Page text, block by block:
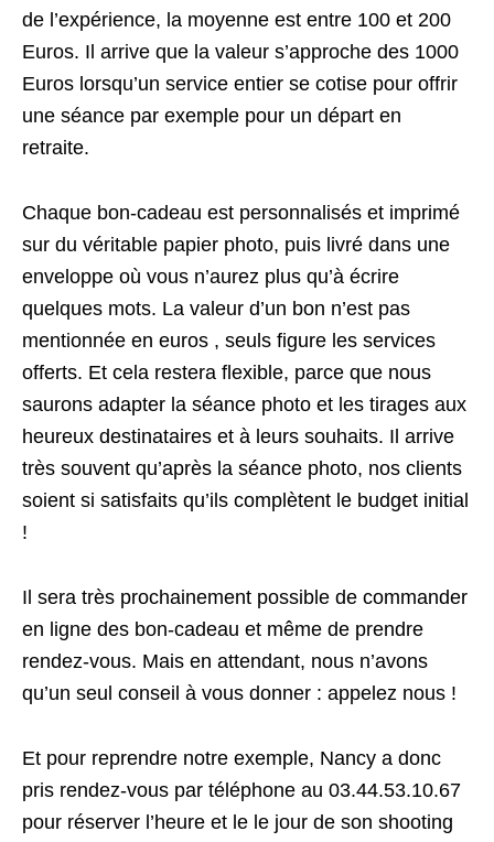
de l’expérience, la moyenne est entre 100 et 200
Euros. Il arrive que la valeur s’approche des 1000
Euros lorsqu’un service entier se cotise pour offrir
une séance par exemple pour un départ en
retraite.
Chaque bon-cadeau est personnalisés et imprimé
sur du véritable papier photo, puis livré dans une
enveloppe où vous n’aurez plus qu’à écrire
quelques mots. La valeur d’un bon n’est pas
mentionnée en euros , seuls figure les services
offerts. Et cela restera flexible, parce que nous
saurons adapter la séance photo et les tirages aux
heureux destinataires et à leurs souhaits. Il arrive
très souvent qu’après la séance photo, nos clients
soient si satisfaits qu’ils complètent le budget initial
!
Il sera très prochainement possible de commander
en ligne des bon-cadeau et même de prendre
rendez-vous. Mais en attendant, nous n’avons
qu’un seul conseil à vous donner : appelez nous !
Et pour reprendre notre exemple, Nancy a donc
pris rendez-vous par téléphone au 03.44.53.10.67
pour réserver l’heure et le le jour de son shooting